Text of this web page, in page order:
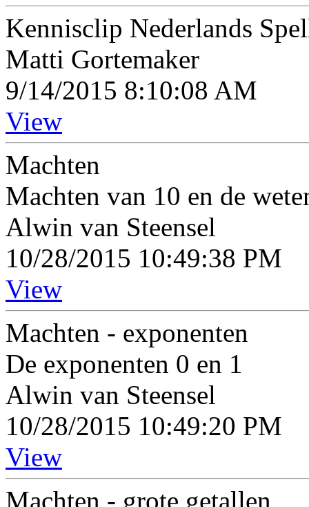
Kennisclip Nederlands
Matti Gortemaker
9/14/2015 8:10:08 AM
View
Machten
Machten van 10 en de
Alwin van Steensel
10/28/2015 10:49:38 PM
View
Machten - exponenten
De exponenten 0 en 1
Alwin van Steensel
10/28/2015 10:49:20 PM
View
Machten - grote getallen